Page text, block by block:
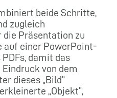
beide Schritte,
zugleich
Präsentation zu
auf einer PowerPoint-
damit das
von dem
dieses „Bild“
„Objekt“,